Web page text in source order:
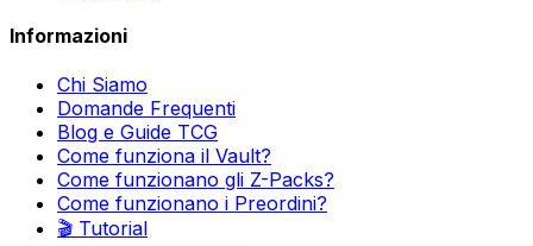
Informazioni
Chi Siamo
Domande Frequenti
Blog e Guide TCG
Come funziona il Vault?
Come funzionano gli Z-Packs?
Come funzionano i Preordini?
🎬 Tutorial